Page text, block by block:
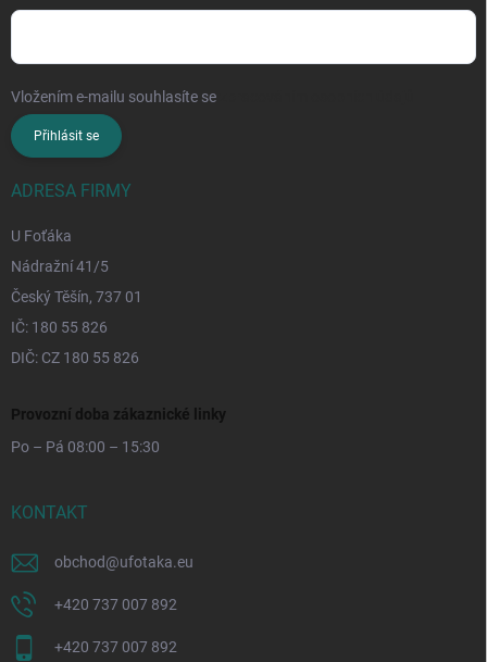
Vložením e-mailu souhlasíte se
Přihlásit se
ADRESA FIRMY
U Foťáka
Nádražní 41/5
Český Těšín, 737 01
IČ: 180 55 826
DIČ: CZ 180 55 826
Provozní doba zákaznické linky
Po – Pá 08:00 – 15:30
KONTAKT
obchod@ufotaka.eu
+420 737 007 892
+420 737 007 892